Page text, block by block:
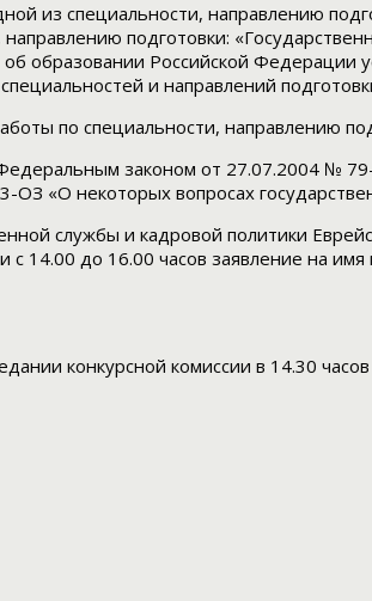
из специальности, направлению
подготовки:
образовании Российской Федерации
и направлений
по специальности, направлению
законом от 27.07.2004 №
«О некоторых вопросах
службы и кадровой политики
14.00 до 16.00 часов заявление на
конкурсной комиссии в 14.30